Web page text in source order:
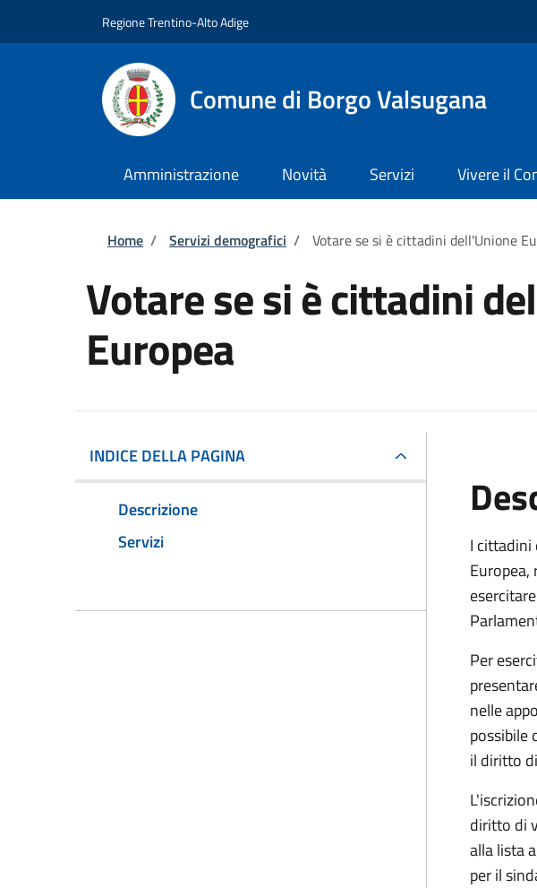
Regione Trentino-Alto Adige
Comune di Borgo Valsugana
Amministrazione Novità Servizi Vivere il
Briciole di pane
Home / Servizi demografici / Votare se si è cittadini dell'Unione
Votare se si è cittadini
Europea
INDICE DELLA PAGINA
Descrizione
Servizi
I
Per
nelle
possibile
il diritto
diritto di
alla lista
per il